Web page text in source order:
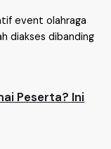
event olahraga
diakses dibanding
Peserta? Ini